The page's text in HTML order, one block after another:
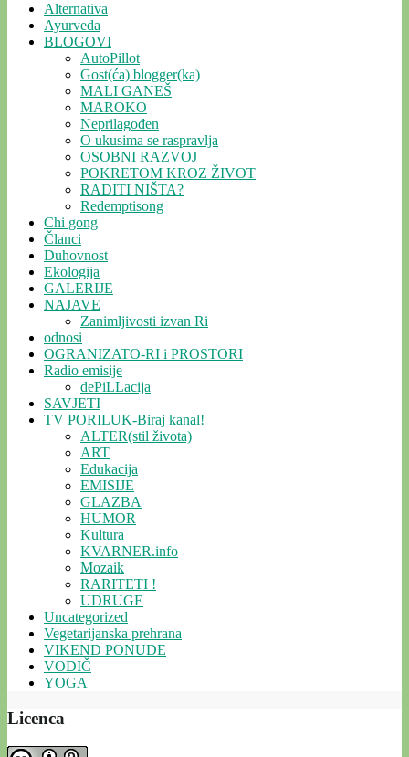
Alternativa
Ayurveda
BLOGOVI
AutoPillot
Gost(ća) blogger(ka)
MALI GANEŠ
MAROKO
Neprilagođen
O ukusima se raspravlja
OSOBNI RAZVOJ
POKRETOM KROZ ŽIVOT
RADITI NIŠTA?
Redemptisong
Chi gong
Članci
Duhovnost
Ekologija
GALERIJE
NAJAVE
Zanimljivosti izvan Ri
odnosi
OGRANIZATO-RI i PROSTORI
Radio emisije
dePiLLacija
SAVJETI
TV PORILUK-Biraj kanal!
ALTER(stil života)
ART
Edukacija
EMISIJE
GLAZBA
HUMOR
Kultura
KVARNER.info
Mozaik
RARITETI !
UDRUGE
Uncategorized
Vegetarijanska prehrana
VIKEND PONUDE
VODIČ
YOGA
Licenca